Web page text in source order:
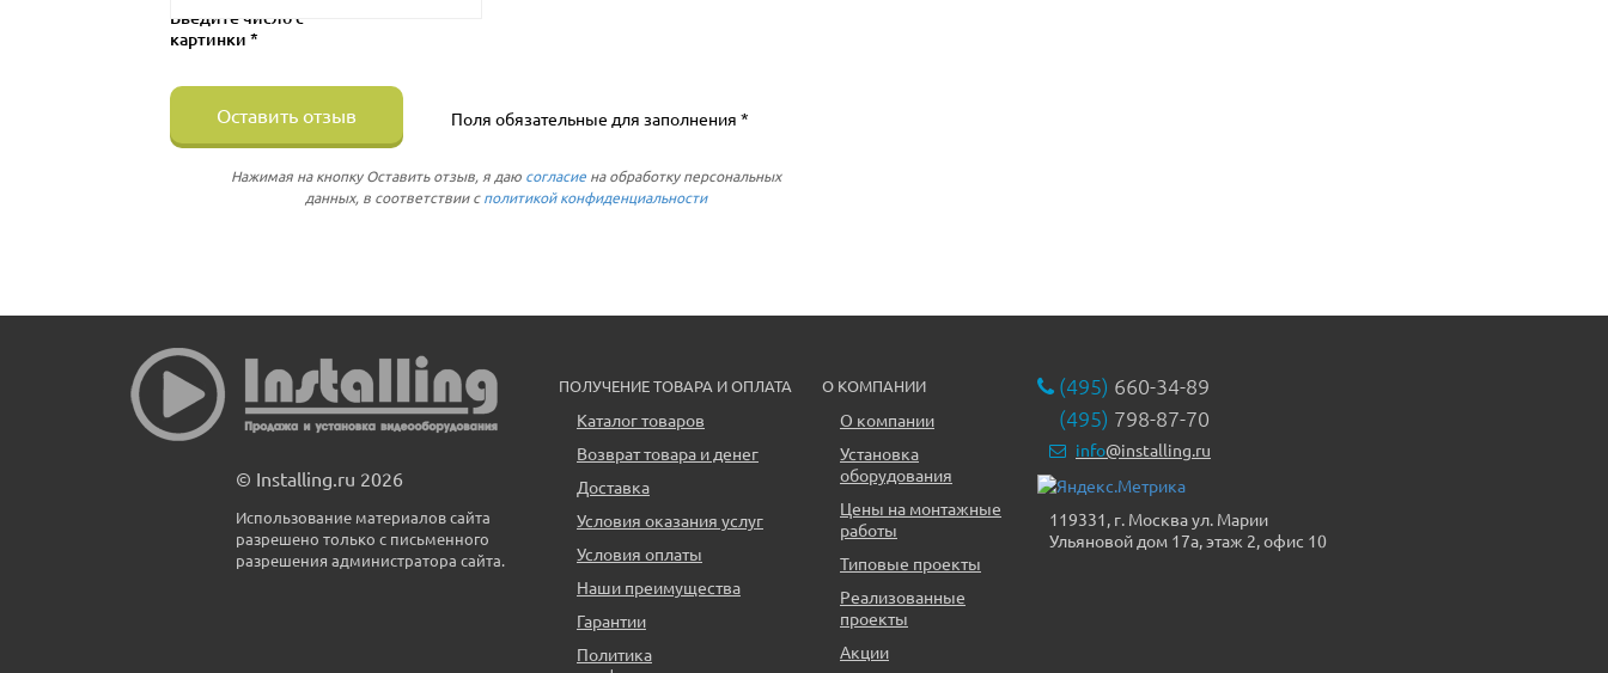
Введите число с
картинки *
Оставить отзыв Поля обязательные для заполнения *
Нажимая на кнопку Оставить отзыв, я даю согласие на обработку персональных
данных, в соответствии сполитикой конфиденциальности
© Installing.ru 2026
Использование материалов сайта
разрешено только с письменного
разрешения администратора сайта.
ПОЛУЧЕНИЕ ТОВАРА И ОПЛАТА
Каталог товаров
Возврат товара и денег
Доставка
Условия оказания услуг
Условия оплаты
Наши преимущества
Гарантии
Политика
О КОМПАНИИ
О компании
Установка
оборудования
Цены на монтажные
работы
Типовые проекты
Реализованные
проекты
Акции
(495) 660-34-89
(495) 798-87-70
info@installing.ru
119331, г. Москва ул. Марии
Ульяновой дом 17а, этаж 2, офис 10